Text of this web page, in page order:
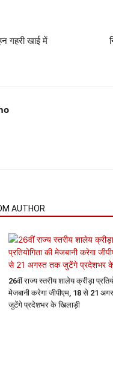
गहरी खाई में
AUTHOR
26वीं राज्य स्तरीय शालेय क्रीड़ा
मेजबानी करेगा जीपीएम, 18 से 21
जुटेंगे प्रदेशभर के खिलाड़ी